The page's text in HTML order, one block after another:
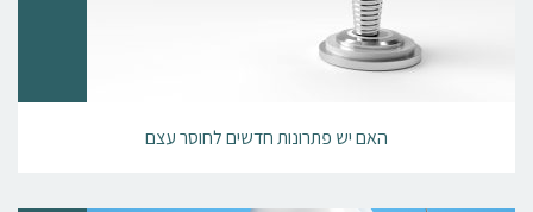
האם יש פתרונות חדשים לחוסר עצם